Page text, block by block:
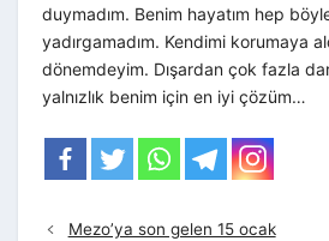
duymadım. Benim hayatım hep
yadırgamadım. Kendimi korumaya
dönemdeyim. Dışardan çok fazla
yalnızlık benim için en iyi çözüm…
Mezo’ya son gelen 15 ocak